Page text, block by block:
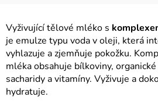
Vyživující tělové mléko s
je emulze typu voda v oleji, která
vyhlazuje a zjemňuje pokožku.
mlékaobsahuje bílkoviny,
sacharidy a vitamíny. Vyživuje a
hydratuje.